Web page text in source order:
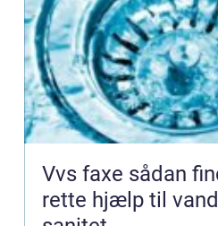
Vvs faxe sådan finder du den
rette hjælp til